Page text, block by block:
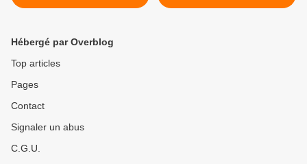
et si on bougeait les lignes
fonctionnaires !
outremer.ledoc » proposera
Hébergé par Overblog
Top articles
Pages
Contact
Signaler un abus
C.G.U.